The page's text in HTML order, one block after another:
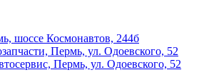
шоссе Космонавтов, 244б
Пермь, ул. Одоевского, 52
Пермь, ул. Одоевского, 52